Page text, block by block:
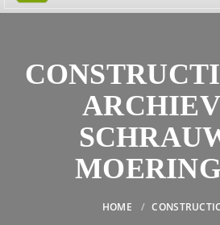
HOME